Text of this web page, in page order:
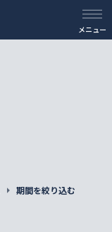
メニュー
期間を絞り込む